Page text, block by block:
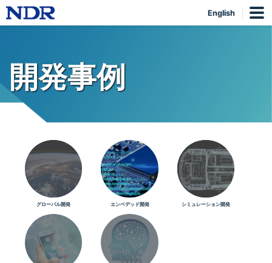
English
開発事例
グローバル開発 エンベデッド開発 シミュレーション開発